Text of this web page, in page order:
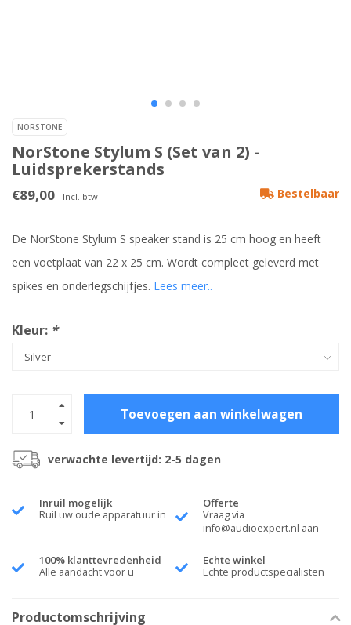
NORSTONE
NorStone Stylum S (Set van 2) -
Luidsprekerstands
€89,00 Incl. btw Bestelbaar
De NorStone Stylum S speaker stand is 25 cm hoog en heeft
een voetplaat van 22 x 25 cm. Wordt compleet geleverd met
spikes en onderlegschijfjes. Lees meer..
Kleur: *
Toevoegen aan winkelwagen
verwachte levertijd: 2-5 dagen
Inruil mogelijk
Ruil uw oude apparatuur in
Offerte
Vraag via
info@audioexpert.nl aan
100% klanttevredenheid
Alle aandacht voor u
Echte winkel
Echte productspecialisten
Productomschrijving